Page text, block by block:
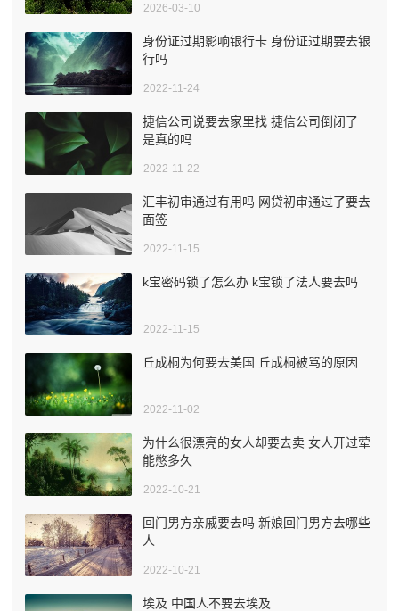
2026-03-10
身份证过期影响银行卡 身份证过期要去银
行吗
2022-11-24
捷信公司说要去家里找 捷信公司倒闭了
是真的吗
2022-11-22
汇丰初审通过有用吗 网贷初审通过了要去
面签
2022-11-15
k宝密码锁了怎么办 k宝锁了法人要去吗
2022-11-15
丘成桐为何要去美国 丘成桐被骂的原因
2022-11-02
为什么很漂亮的女人却要去卖 女人开过荤
能憋多久
2022-10-21
回门男方亲戚要去吗 新娘回门男方去哪些
人
2022-10-21
埃及 中国人不要去埃及